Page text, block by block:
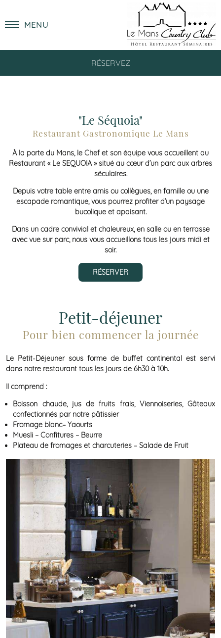
RÉSERVEZ
MENU
"Le Séquoia"
Restaurant Gastronomique Le Mans
À la porte du Mans, le Chef et son équipe vous accueillent au
Restaurant « Le SEQUOIA » situé au cœur d’un parc aux arbres
séculaires.
Depuis votre table entre amis ou collègues, en famille ou une
escapade romantique, vous pourrez profiter d’un paysage
bucolique et apaisant.
Dans un cadre convivial et chaleureux, en salle ou en terrasse
avec vue sur parc, nous vous accueillons tous les jours midi et
soir.
RÉSERVER
Petit-déjeuner
Pour bien commencer la journée
Le Petit-Déjeuner sous forme de buffet continental est servi
dans notre restaurant tous les jours de 6h30 à 10h.
Il comprend :
Boisson chaude, jus de fruits frais, Viennoiseries, Gâteaux
confectionnés par notre pâtissier
Fromage blanc– Yaourts
Muesli – Confitures – Beurre
Plateau de fromages et charcuteries – Salade de Fruit